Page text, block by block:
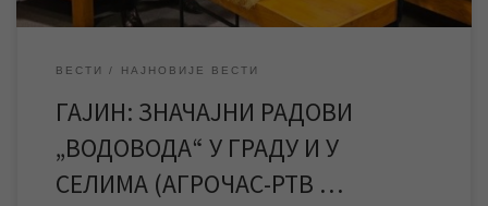
ВЕСТИ НАЈНОВИЈЕ ВЕСТИ
ГАЈИН: ЗНАЧАЈНИ РАДОВИ
„ВОДОВОДА“ У ГРАДУ И У
СЕЛИМА (АГРОЧАС-РТВ …